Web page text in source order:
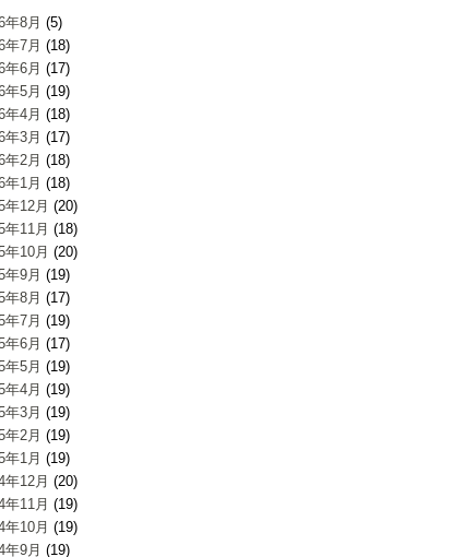
年8月 (5)
年7月 (18)
年6月 (17)
年5月 (19)
年4月 (18)
年3月 (17)
年2月 (18)
年1月 (18)
年12月 (20)
年11月 (18)
年10月 (20)
年9月 (19)
年8月 (17)
年7月 (19)
年6月 (17)
年5月 (19)
年4月 (19)
年3月 (19)
年2月 (19)
年1月 (19)
年12月 (20)
年11月 (19)
年10月 (19)
年9月 (19)